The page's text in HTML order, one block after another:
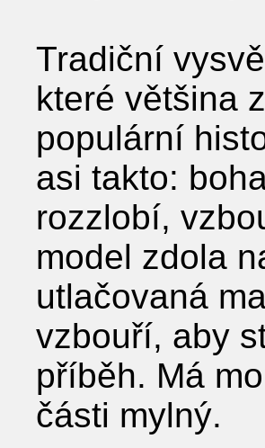
Tradiční
které většina
populární
asi takto:
rozzlobí,
model zdola
utlačovaná
vzbouří, aby
příběh. Má
části mylný.